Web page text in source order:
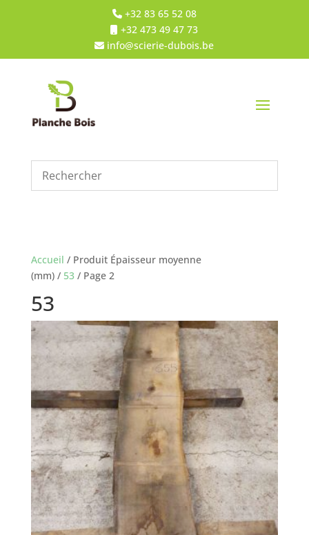
+32 83 65 52 08
+32 473 49 47 73
info@scierie-dubois.be
Accueil / Produit Épaisseur moyenne
(mm) / 53/ Page 2
53